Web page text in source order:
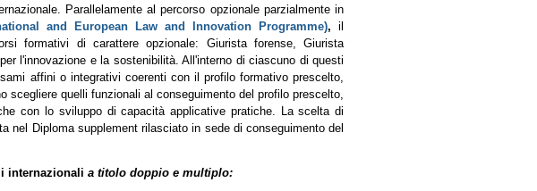
Parallelamente alpercorso opzionale parzialmente in
and European Law and Innovation Programme),
il
formativi di carattere opzionale: Giurista forense, Giurista
l'innovazione e la sostenibilità. All'interno di ciascuno di questi
affini o integrativi coerenti con il profilo formativo prescelto,
quelli funzionali al conseguimento del profilo prescelto,
con lo sviluppo di capacità applicative pratiche. La scelta di
nel Diploma supplement rilasciato in sede di conseguimento del
internazionali a titolo doppio e multiplo: